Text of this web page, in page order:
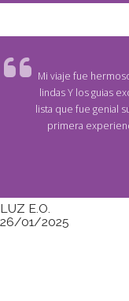
Mi viaje fue
lindas Y los guias
lista que fue genial
primera
LUZ E.O.
26/01/2025